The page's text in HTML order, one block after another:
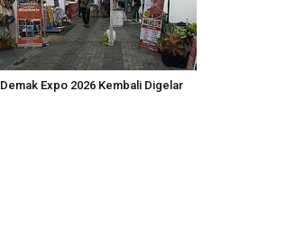
Demak Expo 2026 Kembali Digelar